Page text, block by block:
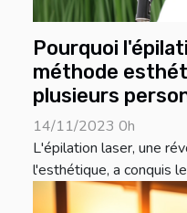
Pourquoi
méthode
plusieurs
14/11/2023 0h
L'épilation laser, une
l'esthétique, a conquis